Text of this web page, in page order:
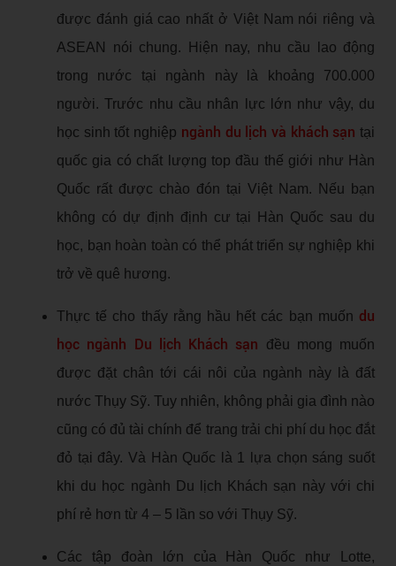
được đánh giá cao nhất ở Việt Nam nói riêng và
ASEAN nói chung. Hiện nay, nhu cầu lao động
trong nước tại ngành này là khoảng 700.000
người. Trước nhu cầu nhân lực lớn như vậy, du
học sinh tốt nghiệp ngành du lịch và khách sạn tại
quốc gia có chất lượng top đầu thế giới như Hàn
Quốc rất được chào đón tại Việt Nam. Nếu bạn
không có dự định định cư tại Hàn Quốc sau du
học, bạn hoàn toàn có thể phát triển sự nghiệp khi
trở về quê hương.
Thực tế cho thấy rằng hầu hết các bạn muốn du
học ngành Du lịch Khách sạn đều mong muốn
được đặt chân tới cái nôi của ngành này là đất
nước Thụy Sỹ. Tuy nhiên, không phải gia đình nào
cũng có đủ tài chính để trang trải chi phí du học đắt
đỏ tại đây. Và Hàn Quốc là 1 lựa chọn sáng suốt
khi du học ngành Du lịch Khách sạn này với chi
phí rẻ hơn từ 4 – 5 lần so với Thụy Sỹ.
Các tập đoàn lớn của Hàn Quốc như Lotte,